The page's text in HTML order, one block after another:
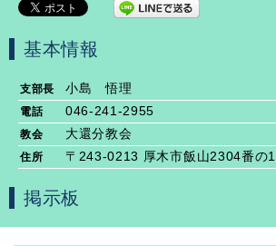
基本情報
支部長 小島 悟理
電話 046-241-2955
教会 大還分教会
住所 〒243-0213 厚木市飯山2304番の1
掲示板